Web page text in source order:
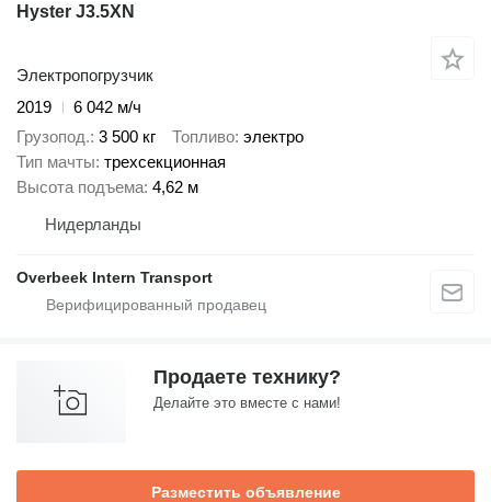
Hyster J3.5XN
Электропогрузчик
2019
6 042 м/ч
Грузопод. 3 500 кг Топливо электро
Тип мачты трехсекционная
Высота подъема 4,62 м
Нидерланды
Overbeek Intern Transport
Продаете технику?
Делайте это вместе с нами!
Разместить объявление